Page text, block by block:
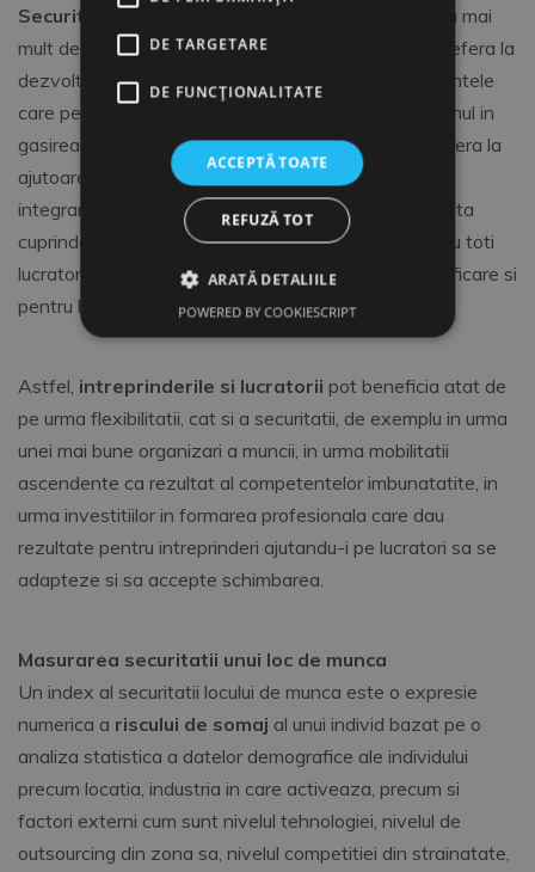
Securitatea pe piata fortei de munca
reprezinta mai
mult decat pastrarea locului de munca: aceasta se refera la
dezvoltarea competentelor sau accesul la competentele
care permit progresul in viata profesionala si la sprijinul in
gasirea unui nou loc de munca. De asemenea, se refera la
ajutoare de somaj adecvate in vederea trecerii spre
integrare socio-profesionala. In cele din urma, aceasta
cuprinde oportunitati de formare profesionala pentru toti
lucratorii, in special pentru cei cu nivel scazut de calificare si
pentru lucratorii in varsta.
Astfel, intreprinderile si lucratorii pot beneficia atat de
pe urma flexibilitatii, cat si a securitatii, de exemplu in urma
unei mai bune organizari a muncii, in urma mobilitatii
ascendente ca rezultat al competentelor imbunatatite, in
urma investitiilor in formarea profesionala care dau
rezultate pentru intreprinderi ajutandu-i pe lucratori sa se
adapteze si sa accepte schimbarea.
Masurarea securitatii unui loc de munca
Un index al securitatii locului de munca este o expresie
numerica a riscului de somaj al unui individ bazat pe o
analiza statistica a datelor demografice ale individului
precum locatia, industria in care activeaza, precum si
factori externi cum sunt nivelul tehnologiei, nivelul de
outsourcing din zona sa, nivelul competitiei din strainatate,
DE TARGETARE
DE FUNCŢIONALITATE
ACCEPTĂ TOATE
REFUZĂ TOT
ARATĂ DETALIILE
POWERED BY COOKIESCRIPT